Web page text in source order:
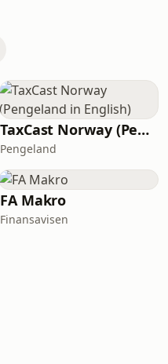
TaxCast Norway (Pengeland in English)
Pengeland
FA Makro
Finansavisen